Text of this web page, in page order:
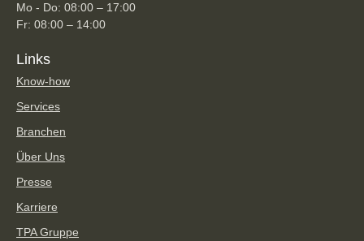
Mo - Do: 08:00 – 17:00
Fr: 08:00 – 14:00
Links
Know-how
Services
Branchen
Über Uns
Presse
Karriere
TPA Gruppe